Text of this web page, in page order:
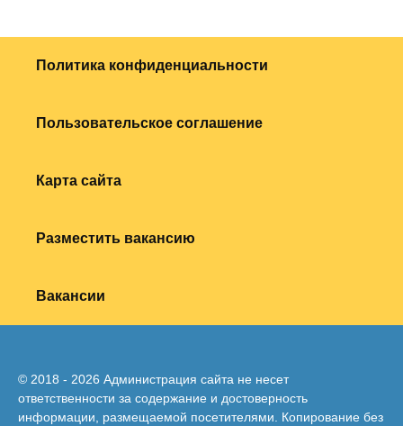
Политика конфиденциальности
Пользовательское соглашение
Карта сайта
Разместить вакансию
Вакансии
© 2018 - 2026 Администрация сайта не несет
ответственности за содержание и достоверность
информации, размещаемой посетителями. Копирование без